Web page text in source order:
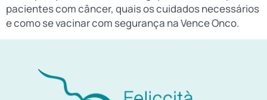
pacientes com câncer, quais os cuidados necessários
e como se vacinar com segurança na Vence Onco.